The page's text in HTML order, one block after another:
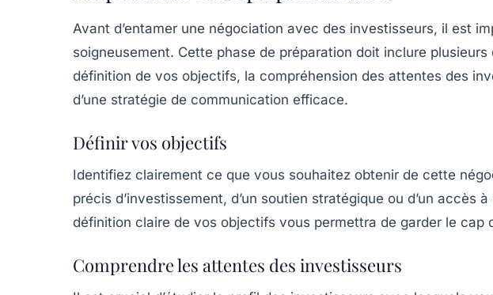
Avant d’entamer une négociation avec des investisseurs, il est
soigneusement. Cette phase de préparation doit inclure
définition de vos objectifs, la compréhension des attentes des
d’une stratégie de communication efficace.
Définir vos objectifs
Identifiez clairement ce que vous souhaitez obtenir de cette
précis d’investissement, d’un soutien stratégique ou d’un accès
définition claire de vos objectifs vous permettra de garder le cap
Comprendre les attentes des investisseurs